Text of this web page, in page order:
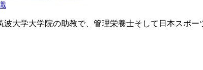
大学大学院の助教で、管理栄養士そして日本スポ